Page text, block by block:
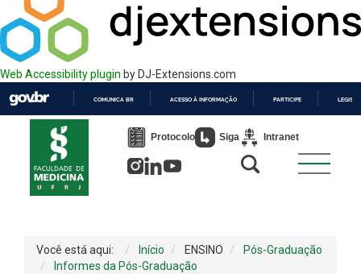
Web Accessibility plugin by DJ-Extensions.com
PARA
COMUNICA BR ACESSO À INFORMAÇÃO PARTICIPE
Protocolo Siga Intranet
Você está aqui: Início ENSINO
Pós-Graduação
Informes da Pós-Graduação